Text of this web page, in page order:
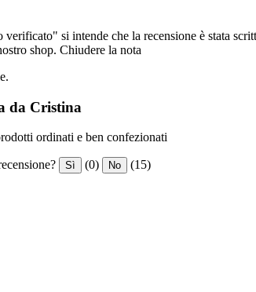
si intende che la recensione è stata
shop. Chiudere la nota
da Cristina
ordinati e ben confezionati
Sì (0) No (15)